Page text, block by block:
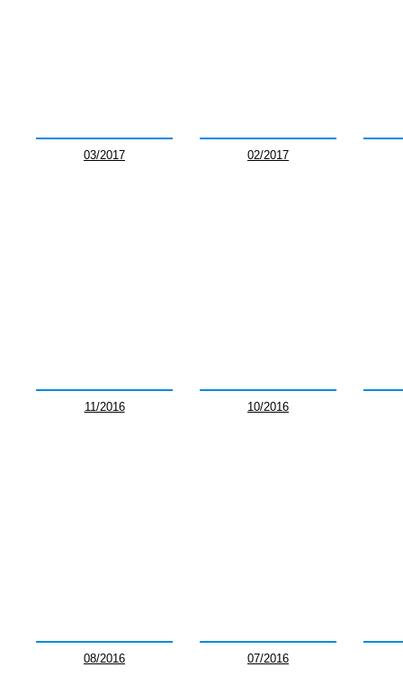
03/2017 02/2017
11/2016 10/2016
08/2016 07/2016